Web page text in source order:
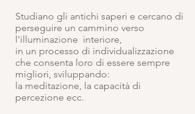
Studiano gli antichi saperi e cercano di
perseguire un cammino verso
l'illuminazione interiore,
in un processo di individualizzazione
che consenta loro di essere sempre
migliori, sviluppando:
la meditazione, la capacità di
percezione ecc.